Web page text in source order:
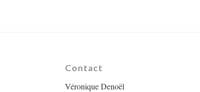
Contact
Véronique Denoël